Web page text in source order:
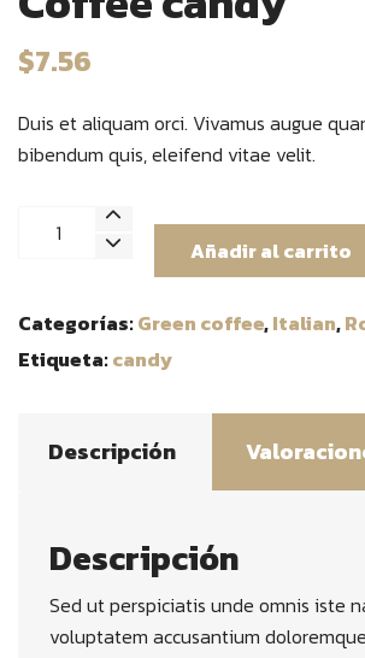
$7.56
Duis et aliquam orci. Vivamus augue
bibendum quis, eleifend vitae velit.
Coffee
Añadir al carrito
Categorías:Green coffee,Italian,
Etiqueta:candy
Descripción
Descripción
Sed ut perspiciatis unde omnis iste
voluptatem accusantium